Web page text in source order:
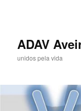
primárioADAV
unidos pela vida